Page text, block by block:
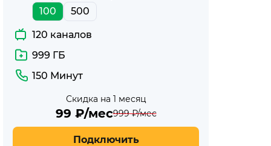
100
500
120 каналов
999 ГБ
150 Минут
Скидка на 1 месяц
99 ₽/мес999₽/мес
Подключить